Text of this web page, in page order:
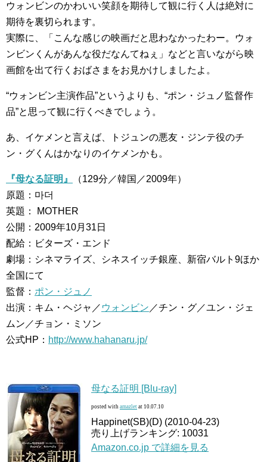
ウォンビンのかわいい笑顔を期待して観に行く人は絶対に
期待を裏切られます。
実際に、「こんな感じの映画だと思わなかったわー。ウォ
ンビンくんがあんな役だなんてねぇ」などと言いながら映
画館を出て行くおばさまをお見かけしましたよ。
“ウォンビン主演作品”というよりも、“ポン・ジュノ監督作
品”と思って観に行くべきでしょう。
あ、イケメンと言えば、トジュンの悪友・ジンテ役のチ
ン・グくんはかなりのイケメンかも。
『母なる証明』
（129分／韓国／2009年）
原題：마더
英題： MOTHER
公開：2009年10月31日
配給：ビターズ・エンド
劇場：シネマライズ、シネスイッチ銀座、新宿バルト9ほか
全国にて
監督： ポン・ジュノ
出演：キム・ヘジャ／ ウォンビン ／チン・グ／ユン・ジェ
ムン／チョン・ミソン
公式HP： http://www.hahanaru.jp/
母なる証明 [Blu-ray]
posted with amazlet at 10.07.10
Happinet(SB)(D) (2010-04-23)
売り上げランキング: 10031
Amazon.co.jp で詳細を見る